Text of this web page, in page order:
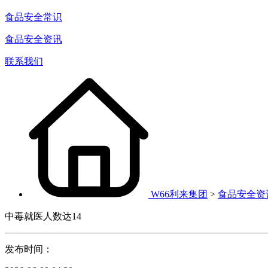
食品安全常识
食品安全资讯
联系我们
W66利来集团 > 食品安全资
中毒就医人数达14
发布时间：